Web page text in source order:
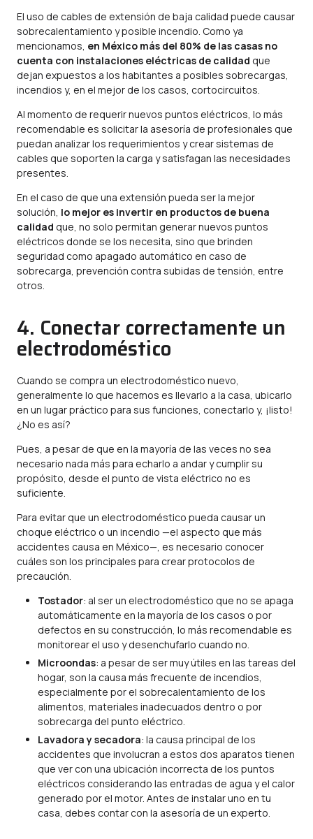
El uso de cables de extensión de baja calidad puede causar
sobrecalentamiento y posible incendio. Como ya
mencionamos, en México más del 80% de las casas no
cuenta con instalaciones eléctricas de calidad que
dejan expuestos a los habitantes a posibles sobrecargas,
incendios y, en el mejor de los casos, cortocircuitos.
Al momento de requerir nuevos puntos eléctricos, lo más
recomendable es solicitar la asesoría de profesionales que
puedan analizar los requerimientos y crear sistemas de
cables que soporten la carga y satisfagan las necesidades
presentes.
En el caso de que una extensión pueda ser la mejor
solución, lo mejor es invertir en productos de buena
calidad que, no solo permitan generar nuevos puntos
eléctricos donde se los necesita, sino que brinden
seguridad como apagado automático en caso de
sobrecarga, prevención contra subidas de tensión, entre
otros.
4. Conectar correctamente un
electrodoméstico
Cuando se compra un electrodoméstico nuevo,
generalmente lo que hacemos es llevarlo a la casa, ubicarlo
en un lugar práctico para sus funciones, conectarlo y, ¡listo!
¿No es así?
Pues, a pesar de que en la mayoría de las veces no sea
necesario nada más para echarlo a andar y cumplir su
propósito, desde el punto de vista eléctrico no es
suficiente.
Para evitar que un electrodoméstico pueda causar un
choque eléctrico o un incendio —el aspecto que más
accidentes causa en México—, es necesario conocer
cuáles son los principales para crear protocolos de
precaución.
Tostador: al ser un electrodoméstico que no se apaga
automáticamente en la mayoría de los casos o por
defectos en su construcción, lo más recomendable es
monitorear el uso y desenchufarlo cuando no.
Microondas: a pesar de ser muy útiles en las tareas del
hogar, son la causa más frecuente de incendios,
especialmente por el sobrecalentamiento de los
alimentos, materiales inadecuados dentro o por
sobrecarga del punto eléctrico.
Lavadora y secadora: la causa principal de los
accidentes que involucran a estos dos aparatos tienen
que ver con una ubicación incorrecta de los puntos
eléctricos considerando las entradas de agua y el calor
generado por el motor. Antes de instalar uno en tu
casa, debes contar con la asesoría de un experto.